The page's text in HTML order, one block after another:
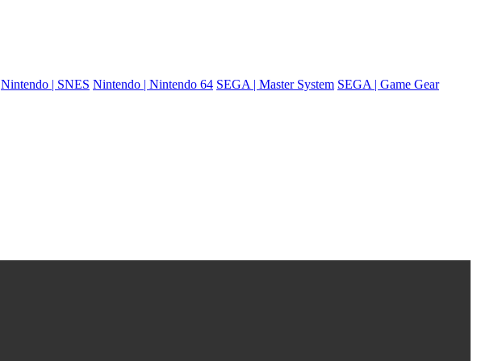
Nintendo | SNES Nintendo | Nintendo 64 SEGA | Master System SEGA | Game Gear